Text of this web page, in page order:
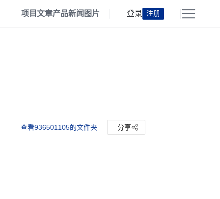
项目文章产品新闻 图片 登录 注册
查看936501105的文件夹 分享